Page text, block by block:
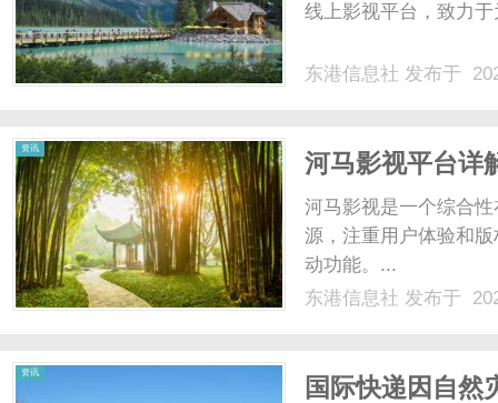
线上影视平台，致力
东港信息社 发布于
资讯
河马影视平台详
河马影视是一个综合
源，注重用户体验和
动功能。...
东港信息社 发布于
资讯
国际快递因自然